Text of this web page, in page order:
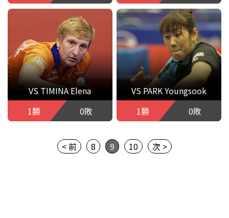
VS TIMINA Elena
1勝
0敗
VS PARK Youngsook
1勝
0敗
< 前 8 9 10 次 >